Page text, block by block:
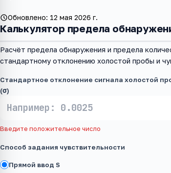
Обновлено: 12 мая 2026 г.
Калькулятор предела
Расчёт предела обнаружения и предела
стандартному отклонению холостой пробы и
Стандартное отклонение сигнала холостой
(σ)
Введите положительное число
Способ задания чувствительности
Прямой ввод S